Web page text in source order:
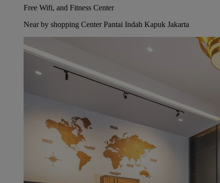
Free Wifi, and Fitness Center
Near by shopping Center Pantai Indah Kapuk Jakarta